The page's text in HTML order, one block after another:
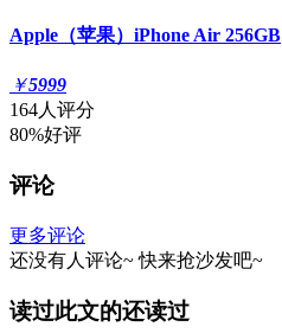
Apple（苹果）iPhone Air 256GB
￥5999
164人评分
80%好评
评论
更多评论
还没有人评论~ 快来抢沙发吧~
读过此文的还读过